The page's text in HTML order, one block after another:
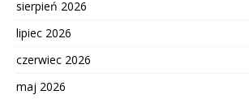
sierpień 2026
lipiec 2026
czerwiec 2026
maj 2026